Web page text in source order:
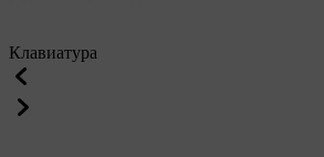
Клавиатура